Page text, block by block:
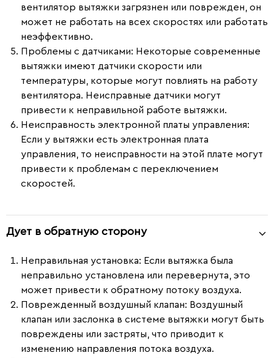
вентилятор вытяжки загрязнен или поврежден, он
может не работать на всех скоростях или работать
неэффективно.
Проблемы с датчиками: Некоторые современные
вытяжки имеют датчики скорости или
температуры, которые могут повлиять на работу
вентилятора. Неисправные датчики могут
привести к неправильной работе вытяжки.
Неисправность электронной платы управления:
Если у вытяжки есть электронная плата
управления, то неисправности на этой плате могут
привести к проблемам с переключением
скоростей.
Дует в обратную сторону
Неправильная установка: Если вытяжка была
неправильно установлена или перевернута, это
может привести к обратному потоку воздуха.
Поврежденный воздушный клапан: Воздушный
клапан или заслонка в системе вытяжки могут быть
повреждены или застряты, что приводит к
изменению направления потока воздуха.